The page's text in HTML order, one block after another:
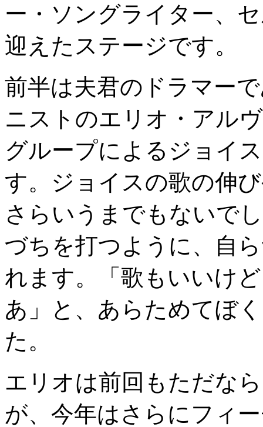
ー・ソングライター、
迎えたステージです。
前半は夫君のドラマー
ニストのエリオ・アル
グループによるジョイ
す。ジョイスの歌の伸
さらいうまでもないで
づちを打つように、自
れます。「歌もいいけ
あ」と、あらためてぼ
た。
エリオは前回もただな
が、今年はさらにフィ